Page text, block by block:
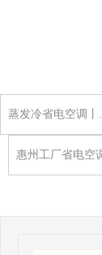
蒸发冷省电空调
惠州工厂省电空